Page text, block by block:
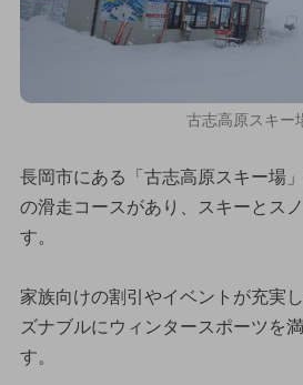
古志高原スキー
長岡市にある「古志高原スキー場
の滑走コースがあり、スキーとス
す。
家族向けの割引やイベントが充実
ズナブルにウィンタースポーツを
す。